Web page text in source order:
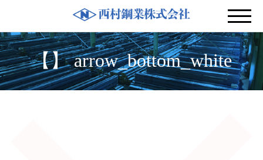
【】 arrow_bottom_white